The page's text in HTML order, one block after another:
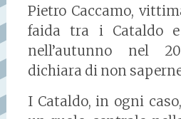
Pietro Caccamo,
faida tra i Cataldo
nell’autunno nel
dichiara di non
I Cataldo, in ogni